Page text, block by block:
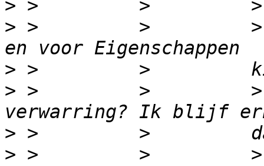
>
> >         >         > >
>
> >         >         >
>
> >         >         >